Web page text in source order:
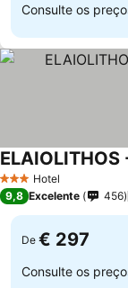
Consulte os
3 EstrelasHotel
9,8 Excelente 456
De € 297
Consulte os